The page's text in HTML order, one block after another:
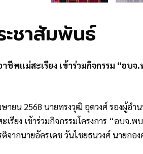
ะชาสัมพันธ์
าชีพแม่สะเรียง เข้าร่วมกิจกรรม “อ
ายน 2568 นายทรงวุฒิ อุดวงศ์ รองผู้อำ
เรียง เข้าร่วมกิจกรรมโครงการ “อบจ.
ติจากนายอัครเดช วันไชยธนวงศ์ นายก